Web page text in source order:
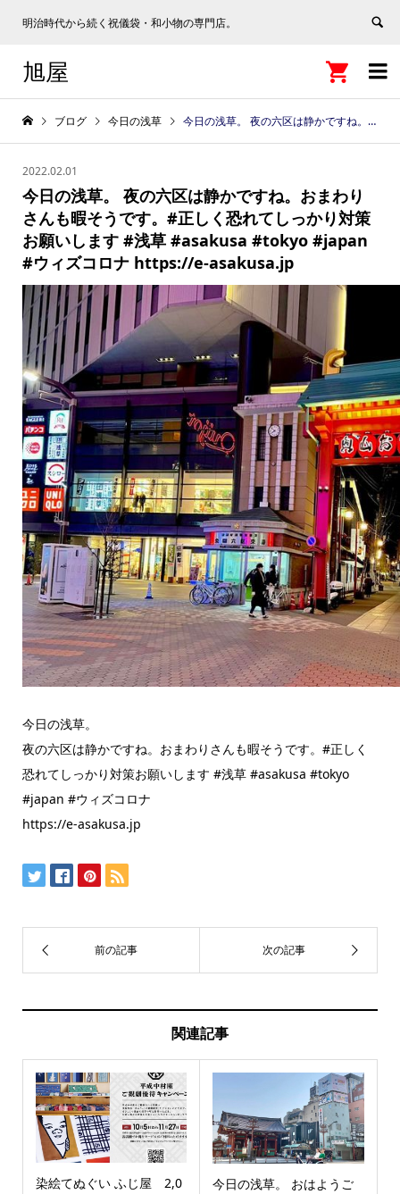
明治時代から続く祝儀袋・和小物の専門店。

旭屋 
ブログ 今日の浅草 今日の浅草。 夜の六区は静かですね。おまわりさんも暇そうです。#正しく恐れてしっかり対策お願いします #浅草 #asakusa #tokyo #japan #ウィズコロナ https://e-asakusa.jp
2022.02.01
今日の浅草。 夜の六区は静かですね。おまわり
さんも暇そうです。#正しく恐れてしっかり対策
お願いします #浅草 #asakusa #tokyo #japan
#ウィズコロナ https://e-asakusa.jp
今日の浅草。
夜の六区は静かですね。おまわりさんも暇そうです。#正しく
恐れてしっかり対策お願いします #浅草 #asakusa #tokyo
#japan #ウィズコロナ
https://e-asakusa.jp
関連記事
染絵てぬぐい ふじ屋 2,0
今日の浅草。 おはようご